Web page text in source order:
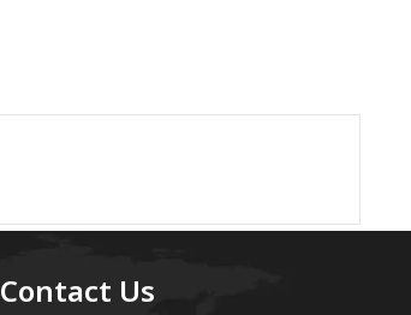
Contact Us